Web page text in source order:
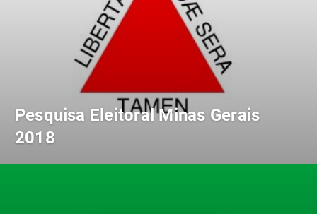
Pesquisa Eleitoral Minas Gerais
2018